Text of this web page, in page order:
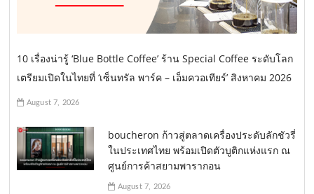
10 เรื่องน่ารู้ ‘Blue Bottle Coffee’ ร้าน Special Coffee ระดับโลก
เตรียมเปิดในไทยที่ ‘เซ็นทรัล พาร์ค – เอ็มควอเทียร์’ สิงหาคม 2026
August 7, 2026
boucheron ก้าวสู่ตลาดเครื่องประดับลักชัวรี่
ในประเทศไทย พร้อมเปิดตัวบูติกแห่งแรก ณ
ศูนย์การค้าสยามพารากอน
August 7, 2026